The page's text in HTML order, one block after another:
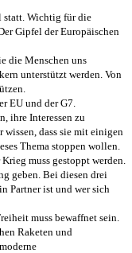
statt. Wichtig für die
Gipfel der Europäischen
die Menschen uns
unterstützt werden. Von
EU und der G7.
ihre Interessen zu
wissen, dass sie mit einigen
Thema stoppen wollen.
muss gestoppt werden.
geben. Bei diesen drei
Partner ist und wer sich
muss bewaffnet sein.
Raketen und